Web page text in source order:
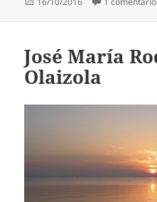
José María
Olaizola